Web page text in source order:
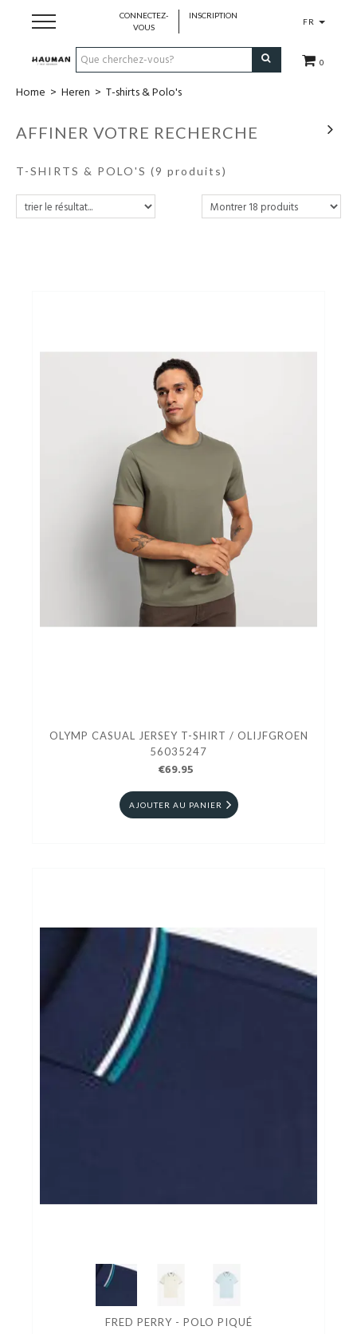
FR
0
CONNECTEZ-
VOUS
INSCRIPTION
Dames
Heren
Home > Heren > T-shirts & Polo's
AFFINER VOTRE RECHERCHE
T-SHIRTS & POLO'S (9 produits)
OLYMP CASUAL JERSEY T-SHIRT / OLIJFGROEN
56035247
€69.95
AJOUTER AU PANIER
FRED PERRY - POLO PIQUÉ